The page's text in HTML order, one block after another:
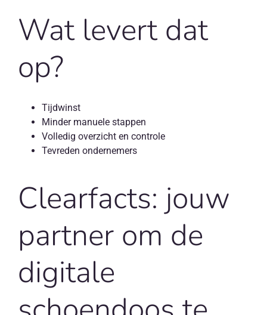
Wat levert dat
op?
Tijdwinst
Minder manuele stappen
Volledig overzicht en controle
Tevreden ondernemers
Clearfacts: jouw
partner om de
digitale